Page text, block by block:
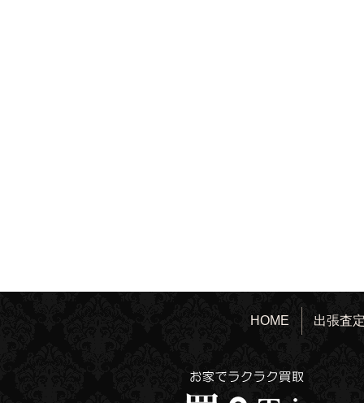
HOME 出張査